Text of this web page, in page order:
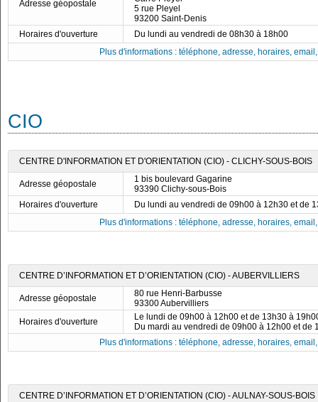
Adresse géopostale
5 rue Pleyel
93200 Saint-Denis
Horaires d'ouverture
Du lundi au vendredi de 08h30 à 18h00
Plus d'informations : téléphone, adresse, horaires,
CIO
CENTRE D'INFORMATION ET D'ORIENTATION (CIO) - CLICHY-SOUS-BOIS
Adresse géopostale
1 bis boulevard Gagarine
93390 Clichy-sous-Bois
Horaires d'ouverture
Du lundi au vendredi de 09h00 à 12h30 et de
Plus d'informations : téléphone, adresse, horaires,
CENTRE D’INFORMATION ET D’ORIENTATION (CIO) - AUBERVILLIERS
Adresse géopostale
80 rue Henri-Barbusse
93300 Aubervilliers
Horaires d'ouverture
Le lundi de 09h00 à 12h00 et de 13h30 à
Du mardi au vendredi de 09h00 à 12h00 et de
Plus d'informations : téléphone, adresse, horaires,
CENTRE D’INFORMATION ET D’ORIENTATION (CIO) - AULNAY-SOUS-BOIS